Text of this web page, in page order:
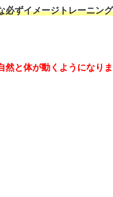
ずイメージトレーニン
然と体が動くようになりま